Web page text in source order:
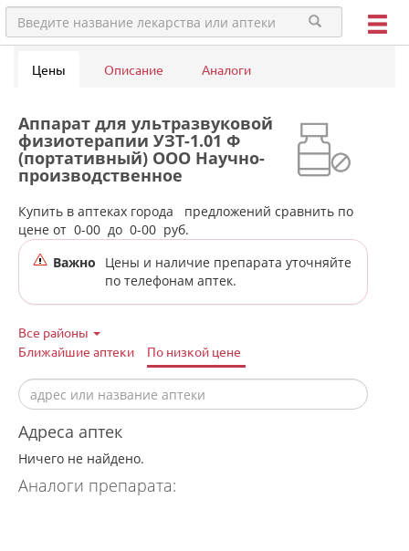
Цены Описание Аналоги
Аппарат для ультразвуковой
физиотерапии УЗТ-1.01 Ф
(портативный) ООО Научно-
производственное
предприятие АРСАР - Россия в
аптеках города
Красноуральска
Купить в аптеках города
предложений сравнить по
цене от 0-00 до 0-00 руб.
Важно
Цены и наличие препарата уточняйте
по телефонам аптек.
Все районы
Ближайшие аптеки
По низкой цене
Адреса аптек
Ничего не найдено.
Аналоги препарата: